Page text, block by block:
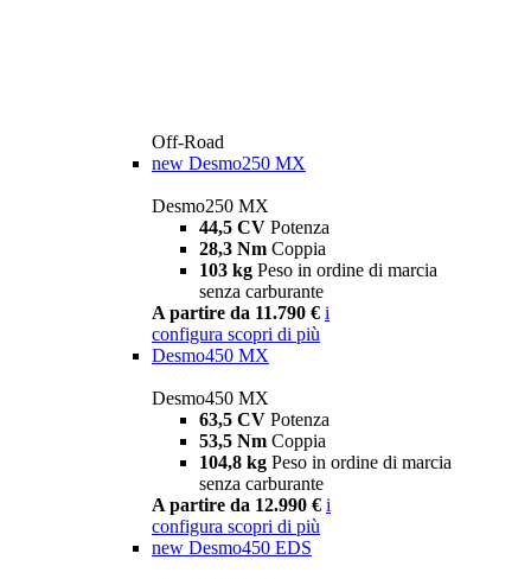
Off-Road
new Desmo250 MX
Desmo250 MX
44,5 CV Potenza
28,3 Nm Coppia
103 kg Peso in ordine di marcia
senza carburante
A partire da 11.790 € i
configura scopri di più
Desmo450 MX
Desmo450 MX
63,5 CV Potenza
53,5 Nm Coppia
104,8 kg Peso in ordine di marcia
senza carburante
A partire da 12.990 € i
configura scopri di più
new Desmo450 EDS